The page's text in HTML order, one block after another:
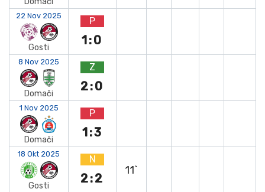
22 Nov 2025
Gosti
P
1:0
8 Nov 2025
Domači
Z
2:0
1 Nov 2025
Domači
P
1:3
18 Okt 2025
Gosti
N
2:2
11`